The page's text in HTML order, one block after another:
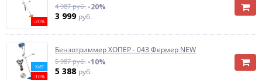
-20%
4 987 руб. -20%
3 999 руб.
ХИТ
-10%
Бензотриммер ХОПЕР - 043 Фермер NEW
5 987 руб. -10%
5 388 руб.